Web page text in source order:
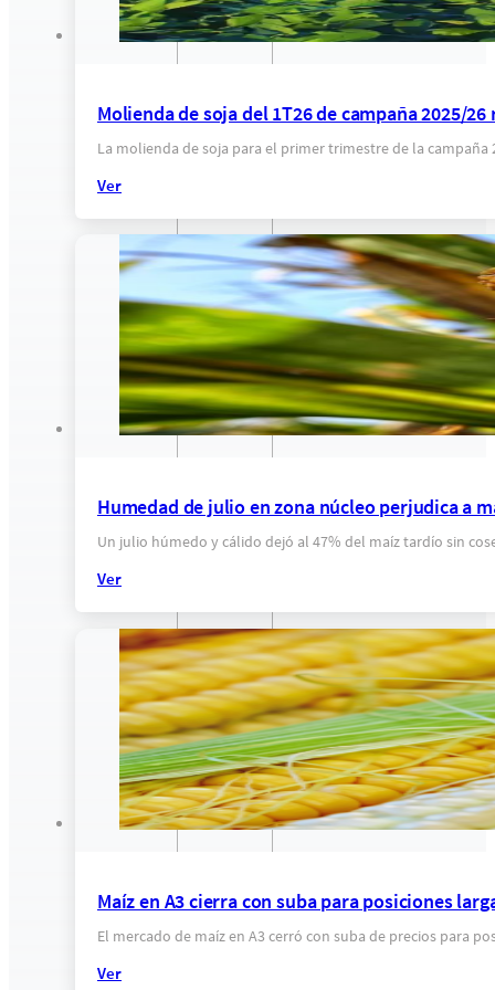
Molienda de soja del 1T26 de campaña 2025/
La molienda de soja para el primer trimestre de la
Ver
Humedad de julio en zona núcleo perjudica a
Un julio húmedo y cálido dejó al 47% del maíz tardío sin
Ver
Maíz en A3 cierra con suba para posiciones
El mercado de maíz en A3 cerró con suba de precios para
Ver